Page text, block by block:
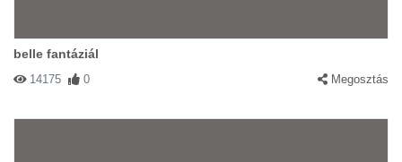
belle fantáziál
14175 0 Megosztás